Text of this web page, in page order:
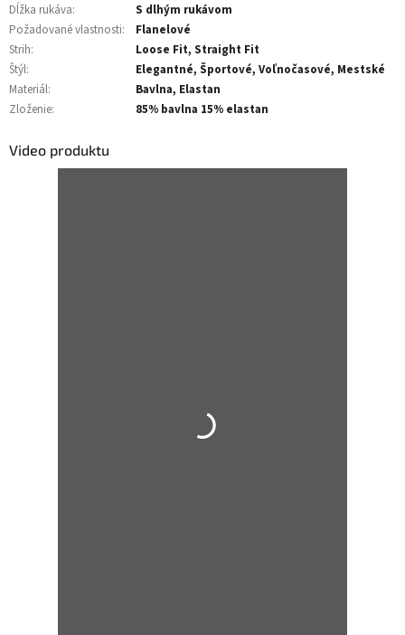
Dĺžka rukáva:
S dlhým rukávom
Požadované vlastnosti:
Flanelové
Strih:
Loose Fit, Straight Fit
Štýl:
Elegantné, Športové, Voľnočasové, Mestské
Materiál:
Bavlna, Elastan
Zloženie: 85% bavlna 15% elastan
Video produktu